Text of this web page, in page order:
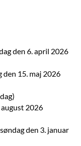
den 6. april 2026
den 15. maj 2026
2026
den 3. januar